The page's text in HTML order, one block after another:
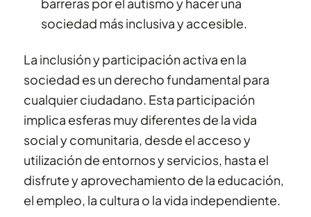
sociedad más inclusiva y accesible.
La inclusión y participación activa en la
sociedad es un derecho fundamental para
cualquier ciudadano. Esta participación
implica esferas muy diferentes de la vida
social y comunitaria, desde el acceso y
utilización de entornos y servicios, hasta el
disfrute y aprovechamiento de la educación,
el empleo, la cultura o la vida independiente.